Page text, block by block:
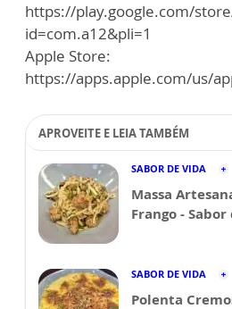
https://play.google.com/
id=com.a12&pli=1
Apple Store:
https://apps.apple.com/us/
APROVEITE E LEIA TAMBÉM
SABOR DE VIDA
Massa
Frango - Sabor
SABOR DE VIDA
Polenta